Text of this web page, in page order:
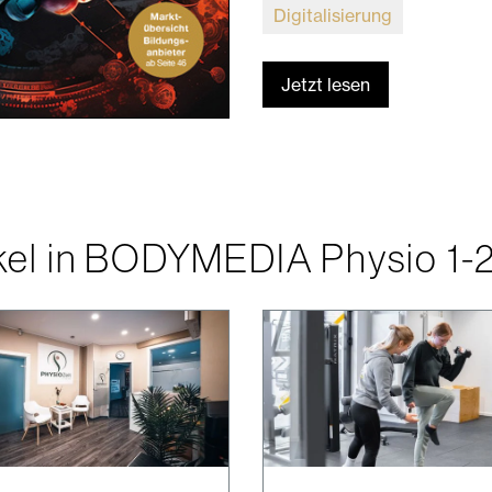
Digitalisierung
Jetzt lesen
in BODYMEDIA Physio 1-